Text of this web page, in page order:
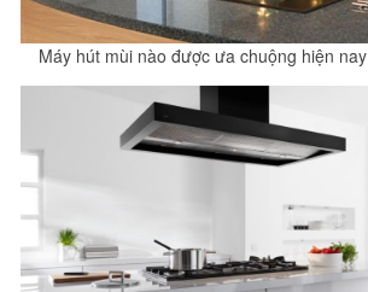
Máy hút mùi nào được ưa chuộng hiện nay